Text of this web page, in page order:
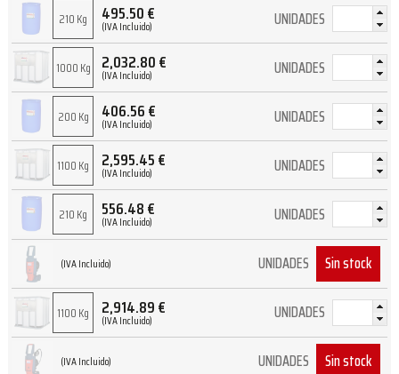
210 Kg 495.50€
(IVA Incluido) UNIDADES
1000 Kg 2,032.80€
(IVA Incluido) UNIDADES
200 Kg 406.56€
(IVA Incluido) UNIDADES
1100 Kg 2,595.45€
(IVA Incluido) UNIDADES
210 Kg 556.48€
(IVA Incluido) UNIDADES
(IVA Incluido) UNIDADES Sin stock
1100 Kg 2,914.89€
(IVA Incluido) UNIDADES
(IVA Incluido) UNIDADES Sin stock